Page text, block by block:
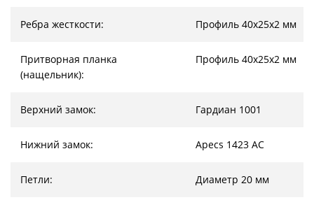
Ребра жесткости: Профиль 40х25х2 мм
Притворная планка
(нащельник):
Профиль 40х25х2 мм
Верхний замок: Гардиан 1001
Нижний замок: Apecs 1423 AC
Петли: Диаметр 20 мм